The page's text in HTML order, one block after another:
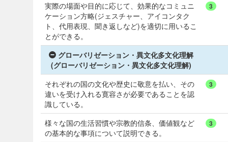
実際の場面や目的に応じて、効果的なコミュニ
ケーション方略(ジェスチャー、アイコンタク
ト、代用表現、聞き返しなど)を適切に用いるこ
とができる。
3
グローバリゼーション・異文化多文化理解
(グローバリゼーション・異文化多文化理解)
それぞれの国の文化や歴史に敬意を払い、その
違いを受け入れる寛容さが必要であることを認
識している。
3
様々な国の生活習慣や宗教的信条、価値観など
の基本的な事項について説明できる。
3